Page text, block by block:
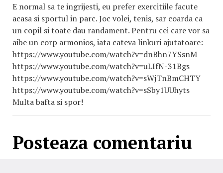
E normal sa te ingrijesti, eu prefer exercitiile facute
acasa si sportul in parc. Joc volei, tenis, sar coarda ca
un copil si toate dau randament. Pentru cei care vor sa
aibe un corp armonios, iata cateva linkuri ajutatoare:
https://www.youtube.com/watch?v=dnBhn7YSsnM
https://www.youtube.com/watch?v=uLIfN-31Bgs
https://www.youtube.com/watch?v=sWjTnBmCHTY
https://www.youtube.com/watch?v=sSby1UUhyts
Multa bafta si spor!
Posteaza comentariu